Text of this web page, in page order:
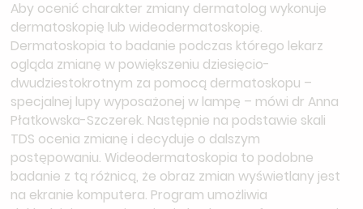
Aby ocenić charakter zmiany dermatolog wykonuje
dermatoskopię lub wideodermatoskopię.
Dermatoskopia to badanie podczas którego lekarz
ogląda zmianę w powiększeniu dziesięcio-
dwudziestokrotnym za pomocą dermatoskopu –
specjalnej lupy wyposażonej w lampę – mówi dr Anna
Płatkowska-Szczerek. Następnie na podstawie skali
TDS ocenia zmianę i decyduje o dalszym
postępowaniu. Wideodermatoskopia to podobne
badanie z tą różnicą, że obraz zmian wyświetlany jest
na ekranie komputera. Program umożliwia